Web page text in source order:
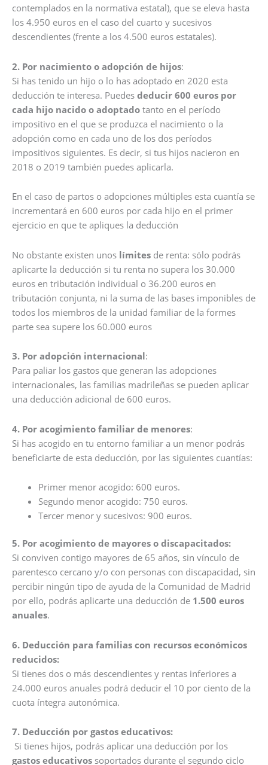
contemplados en la normativa estatal), que se eleva hasta
los 4.950 euros en el caso del cuarto y sucesivos
descendientes (frente a los 4.500 euros estatales).
2. Por nacimiento o adopción de hijos:
Si has tenido un hijo o lo has adoptado en 2020 esta
deducción te interesa. Puedes deducir 600 euros por
cada hijo nacido o adoptado tanto en el período
impositivo en el que se produzca el nacimiento o la
adopción como en cada uno de los dos períodos
impositivos siguientes. Es decir, si tus hijos nacieron en
2018 o 2019 también puedes aplicarla.
En el caso de partos o adopciones múltiples esta cuantía se
incrementará en 600 euros por cada hijo en el primer
ejercicio en que te apliques la deducción
No obstante existen unos límites de renta: sólo podrás
aplicarte la deducción si tu renta no supera los 30.000
euros en tributación individual o 36.200 euros en
tributación conjunta, ni la suma de las bases imponibles de
todos los miembros de la unidad familiar de la formes
parte sea supere los 60.000 euros
3. Por adopción internacional:
Para paliar los gastos que generan las adopciones
internacionales, las familias madrileñas se pueden aplicar
una deducción adicional de 600 euros.
4. Por acogimiento familiar de menores:
Si has acogido en tu entorno familiar a un menor podrás
beneficiarte de esta deducción, por las siguientes cuantías:
Primer menor acogido: 600 euros.
Segundo menor acogido: 750 euros.
Tercer menor y sucesivos: 900 euros.
5. Por acogimiento de mayores o discapacitados:
Si conviven contigo mayores de 65 años, sin vínculo de
parentesco cercano y/o con personas con discapacidad, sin
percibir ningún tipo de ayuda de la Comunidad de Madrid
por ello, podrás aplicarte una deducción de 1.500 euros
anuales.
6. Deducción para familias con recursos económicos
reducidos:
Si tienes dos o más descendientes y rentas inferiores a
24.000 euros anuales podrá deducir el 10 por ciento de la
cuota íntegra autonómica.
7. Deducción por gastos educativos:
Si tienes hijos, podrás aplicar una deducción por los
gastos educativos soportados durante el segundo ciclo